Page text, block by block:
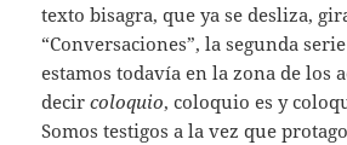
texto bisagra, que ya se desliza,
“Conversaciones”, la segunda
estamos todavía en la zona de los
decircoloquio, coloquio es y
Somos testigos a la vez que